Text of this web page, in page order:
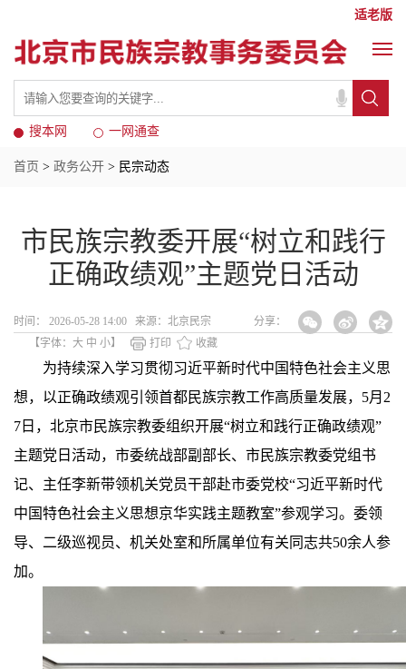
适老版
搜本网 一网通查
首页 > 政务公开 > 民宗动态
市民族宗教委开展“树立和践行
正确政绩观”主题党日活动
时间： 2026-05-28 14:00 来源：北京民宗
分享：
【字体： 大 中 小】 打印 收藏
为持续深入学习贯彻习近平新时代中国特色社会主义思
想，以正确政绩观引领首都民族宗教工作高质量发展，5月2
7日，北京市民族宗教委组织开展“树立和践行正确政绩观”
主题党日活动，市委统战部副部长、市民族宗教委党组书
记、主任李新带领机关党员干部赴市委党校“习近平新时代
中国特色社会主义思想京华实践主题教室”参观学习。委领
导、二级巡视员、机关处室和所属单位有关同志共50余人参
加。